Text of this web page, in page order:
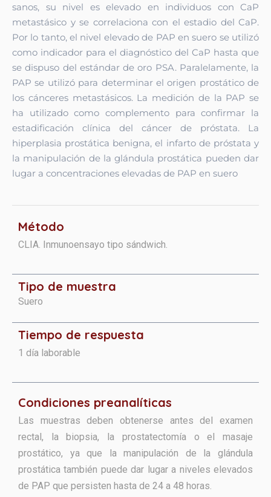
sanos, su nivel es elevado en individuos con CaP
metastásico y se correlaciona con el estadio del CaP.
Por lo tanto, el nivel elevado de PAP en suero se utilizó
como indicador para el diagnóstico del CaP hasta que
se dispuso del estándar de oro PSA. Paralelamente, la
PAP se utilizó para determinar el origen prostático de
los cánceres metastásicos. La medición de la PAP se
ha utilizado como complemento para confirmar la
estadificación clínica del cáncer de próstata. La
hiperplasia prostática benigna, el infarto de próstata y
la manipulación de la glándula prostática pueden dar
lugar a concentraciones elevadas de PAP en suero
Método
CLIA. Inmunoensayo tipo sándwich.
Tipo de muestra
Suero
Tiempo de respuesta
1 día laborable
Condiciones preanalíticas
Las muestras deben obtenerse antes del examen
rectal, la biopsia, la prostatectomía o el masaje
prostático, ya que la manipulación de la glándula
prostática también puede dar lugar a niveles elevados
de PAP que persisten hasta de 24 a 48 horas.